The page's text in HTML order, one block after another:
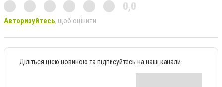
0,0
Авторизуйтесь, щоб оцінити
Діліться цією новиною та підписуйтесь на наші канали